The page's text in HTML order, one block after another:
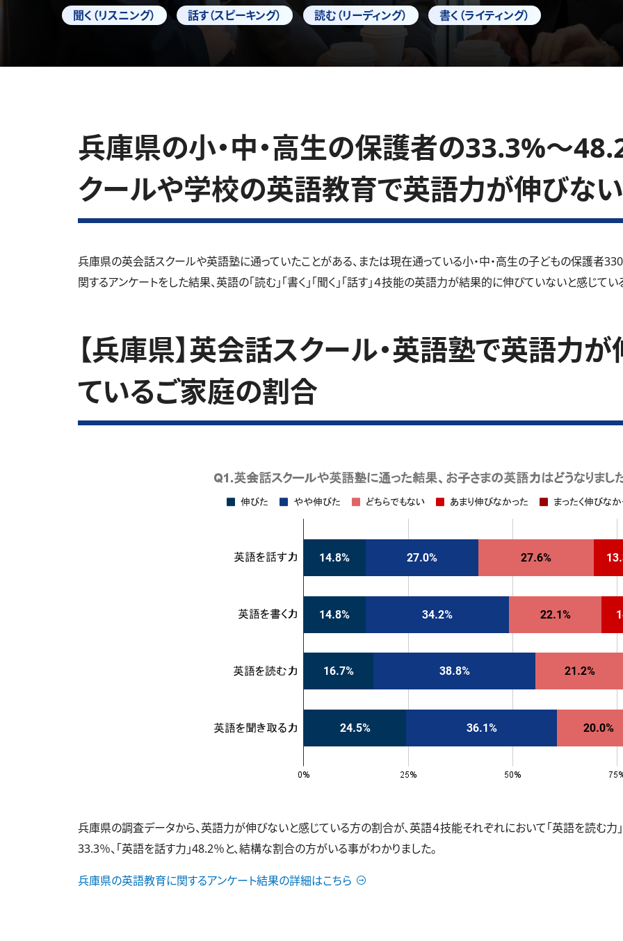
聞く（リスニング） 話す（スピーキング） 読む（リーディング） 書く（ライティング）
兵庫県の小・中・高生の保護者の33.3%～
クールや学校の英語教育で英語力が伸びな
兵庫県の英会話スクールや英語塾に通っていたことがある、または現在通っている小・中・高生の子どもの保護者
関するアンケートをした結果、英語の「読む」「書く」「聞く」「話す」４技能の英語力が結果的に伸びていないと感じ
【兵庫県】英会話スクール・英語塾で英語力
ているご家庭の割合
兵庫県の調査データから、英語力が伸びないと感じている方の割合が、英語４技能それぞれにおいて「英語を読む力」
33.3％、「英語を話す力」48.2％と、結構な割合の方がいる事がわかりました。
兵庫県の英語教育に関するアンケート結果の詳細はこちら